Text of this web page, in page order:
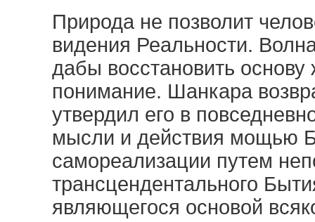
Природа не позволит
видения Реальности.
дабы восстановить основу
понимание. Шанкара
утвердил его в
мысли и действия мощью
самореализации путем
трансцендентального
являющегося основой